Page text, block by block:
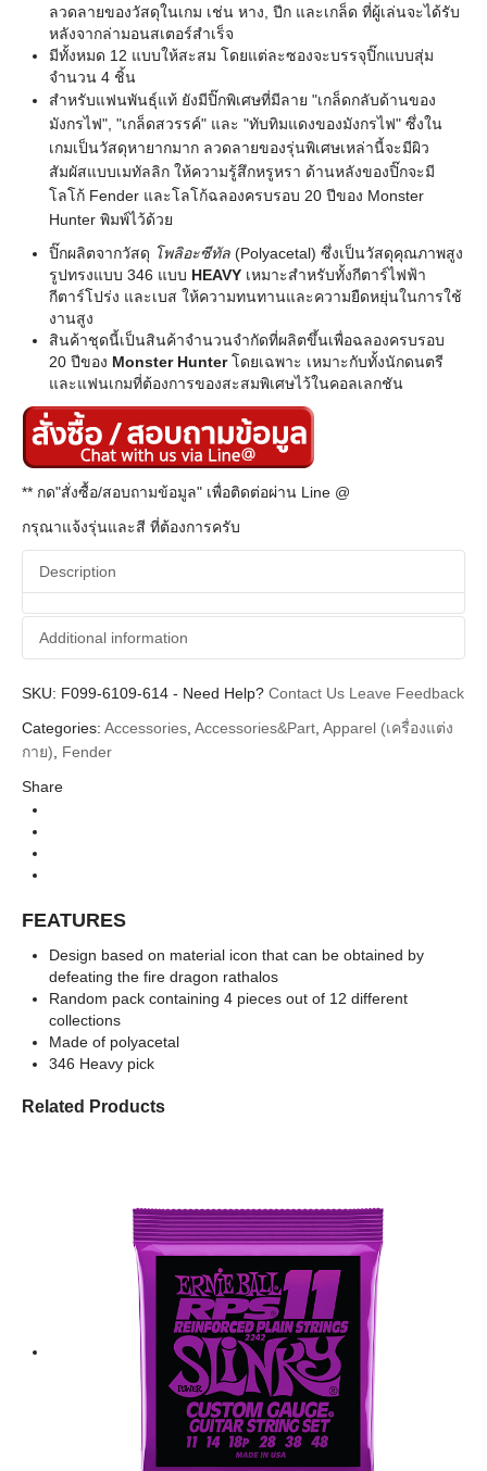
ลวดลายของวัสดุในเกม เช่น หาง, ปีก และเกล็ด ที่ผู้เล่นจะได้รับ
หลังจากล่ามอนสเตอร์สำเร็จ
มีทั้งหมด 12 แบบให้สะสม โดยแต่ละซองจะบรรจุปิ๊กแบบสุ่ม
จำนวน 4 ชิ้น
สำหรับแฟนพันธุ์แท้ ยังมีปิ๊กพิเศษที่มีลาย "เกล็ดกลับด้านของ
มังกรไฟ", "เกล็ดสวรรค์" และ "ทับทิมแดงของมังกรไฟ" ซึ่งใน
เกมเป็นวัสดุหายากมาก ลวดลายของรุ่นพิเศษเหล่านี้จะมีผิว
สัมผัสแบบเมทัลลิก ให้ความรู้สึกหรูหรา ด้านหลังของปิ๊กจะมี
โลโก้ Fender และโลโก้ฉลองครบรอบ 20 ปีของ Monster
Hunter พิมพ์ไว้ด้วย
ปิ๊กผลิตจากวัสดุ โพลิอะซีทัล (Polyacetal) ซึ่งเป็นวัสดุคุณภาพสูง
รูปทรงแบบ 346 แบบ HEAVY เหมาะสำหรับทั้งกีตาร์ไฟฟ้า
กีตาร์โปร่ง และเบส ให้ความทนทานและความยืดหยุ่นในการใช้
งานสูง
สินค้าชุดนี้เป็นสินค้าจำนวนจำกัดที่ผลิตขึ้นเพื่อฉลองครบรอบ
20 ปีของ Monster Hunterโดยเฉพาะ เหมาะกับทั้งนักดนตรี
และแฟนเกมที่ต้องการของสะสมพิเศษไว้ในคอลเลกชัน
** กด"สั่งซื้อ/สอบถามข้อมูล" เพื่อติดต่อผ่าน Line @
กรุณาแจ้งรุ่นและสี ที่ต้องการครับ
Description
Additional information
Additional information
Brands Fender
SKU: F099-6109-614 - Need Help? Contact Us Leave Feedback
Categories: Accessories Accessories&Part Apparel (เครื่องแต่ง
กาย)
Fender
Share
FEATURES
Design based on material icon that can be obtained by
defeating the fire dragon rathalos
Random pack containing 4 pieces out of 12 different
collections
Made of polyacetal
346 Heavy pick
Related Products